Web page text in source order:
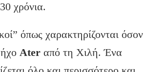
χρόνια.
όπως χαρακτηρίζονται όσον
ήχοAter από τη Χιλή. Ένα